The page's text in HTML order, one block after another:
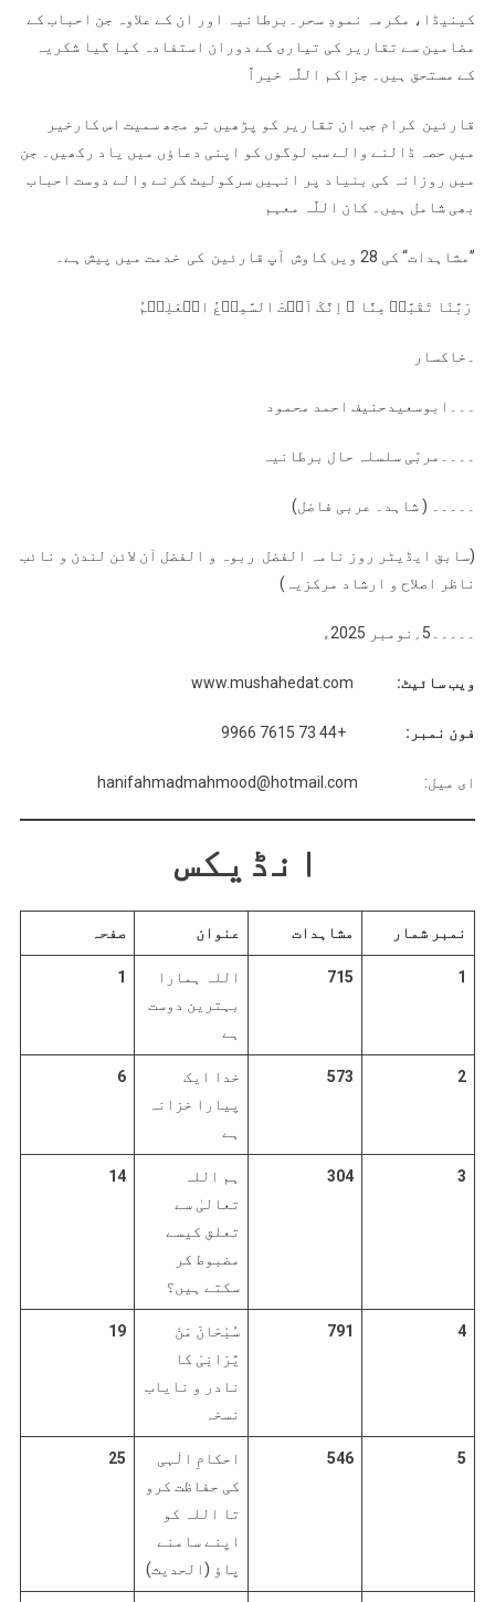
کینیڈا، مکرمہ نمودِ سحر۔برطانیہ اور ان کے علاوہ جن احباب کے
مضامین سے تقاریر کی تیاری کے دوران استفادہ کیا گیا شکریہ
کے مستحق ہیں۔ جزاکم اللّٰہ خیراً
قارئین کرام جب ان تقاریر کو پڑھیں تو مجھ سمیت اس کارخیر
میں حصہ ڈالنے والے سب لوگوں کو اپنی دعاؤں میں یاد رکھیں۔ جن
میں روزانہ کی بنیاد پر انہیں سرکولیٹ کرنے والے دوست احباب
بھی شامل ہیں۔ کان اللّٰہ معہم
”مشاہدات“ کی 28 ویں کاوش آپ قارئین کی خدمت میں پیش ہے۔
رَبَّنَا تَقَبَّلۡ مِنَّا ؕ اِنَّکَ اَنۡتَ السَّمِیۡعُ الۡعَلِیۡمُ
۔خاکسار
۔۔۔ابوسعیدحنیف احمد محمود
۔۔۔۔مربّی سلسلہ حال برطانیہ
۔۔۔۔۔ ( شاہد۔ عربی فاضل)
(سابق ایڈیٹر روز نامہ الفضل ربوہ و الفضل آن لائن لندن و نائب
ناظر اصلاح و ارشاد مرکزیہ)
ویب سائیٹ:
فون نمبر: +44 73 7615 9966
ای میل: hanifahmadmahmood@hotmail.com
انڈیکس
نمبر شمار مشاہدات عنوان صفحہ
1
715
اللہ ہمارا
بہترین دوست
ہے
1
2
573
خدا ایک
پیارا خزانہ
ہے
6
3
304
ہم اللہ
تعالیٰ سے
تعلق کیسے
مضبوط کر
سکتے ہیں؟
14
4
791
سُبْحَانَ مَنْ
یَّرَانِیْ کا
نادر و نایاب
نسخہ
19
5
546
احکامِ الٰہی
کی حفاظت کرو
تا اللہ کو
اپنے سامنے
پاؤ (الحدیث)
25